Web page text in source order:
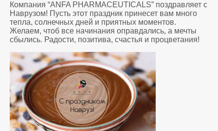
Компания “ANFA PHARMACEUTICALS” поздравляет с
Наврузом! Пусть этот праздник принесет вам много
тепла, солнечных дней и приятных моментов.
Желаем, чтоб все начинания оправдались, а мечты
сбылись. Радости, позитива, счастья и процветания!